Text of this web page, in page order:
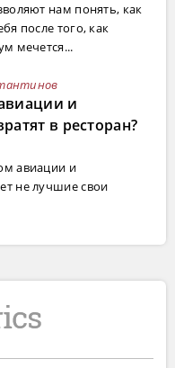
нам понять, как
после того, как
мечется...
и
в ресторан?
авиации и
не лучшие свои